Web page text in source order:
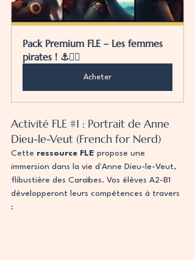
Pack Premium FLE – Les femmes
pirates ! ⚓🏴‍☠️
Acheter
Activité FLE #1 : Portrait de Anne
Dieu-le-Veut (French for Nerd)
Cette ressource FLE propose une
immersion dans la vie d'Anne Dieu-le-Veut,
flibustière des Caraïbes. Vos élèves A2-B1
développeront leurs compétences à travers
: